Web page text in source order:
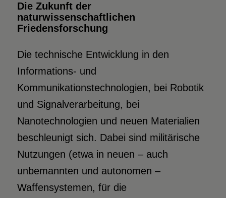
Die Zukunft der
naturwissenschaftlichen
Friedensforschung
Die technische Entwicklung in den
Informations- und
Kommunikationstechnologien, bei Robotik
und Signalverarbeitung, bei
Nanotechnologien und neuen Materialien
beschleunigt sich. Dabei sind militärische
Nutzungen (etwa in neuen – auch
unbemannten und autonomen –
Waffensystemen, für die